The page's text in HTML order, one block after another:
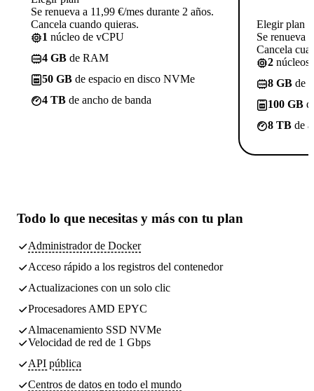
Se renueva a 11,99 €/mes durante 2 años.
Cancela cuando quieras.
1 núcleo de vCPU
4 GB de RAM
50 GB de espacio en disco NVMe
4 TB de ancho de banda
Elegir plan
Se renueva
Cancela
2 núcleos
8 GB de
100 GB
8 TB de
Todo lo que necesitas y más con tu plan
Administrador de Docker
Acceso rápido a los registros del contenedor
Actualizaciones con un solo clic
Procesadores AMD EPYC
Almacenamiento SSD NVMe
Velocidad de red de 1 Gbps
API pública
Centros de datos en todo el mundo